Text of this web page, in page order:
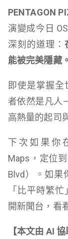
PENTAGON
演變成今日
深刻的道理：
能被完美隱藏。
即使是掌握全
者依然是凡人
高熱量的起司
下次如果你
Maps，定位
Blvd）。如果
「比平時繁
開新聞台，看
【本文由 AI 協